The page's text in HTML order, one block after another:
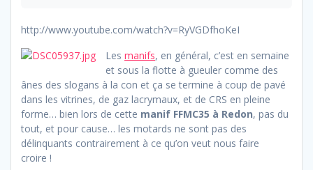
http://www.youtube.com/watch?v=RyVGDfhoKeI
Les manifs, en général, c’est en semaine
et sous la flotte à gueuler comme des
ânes des slogans à la con et ça se termine à coup de pavé
dans les vitrines, de gaz lacrymaux, et de CRS en pleine
forme… bien lors de cette manif FFMC35 à Redon, pas du
tout, et pour cause… les motards ne sont pas des
délinquants contrairement à ce qu’on veut nous faire
croire !